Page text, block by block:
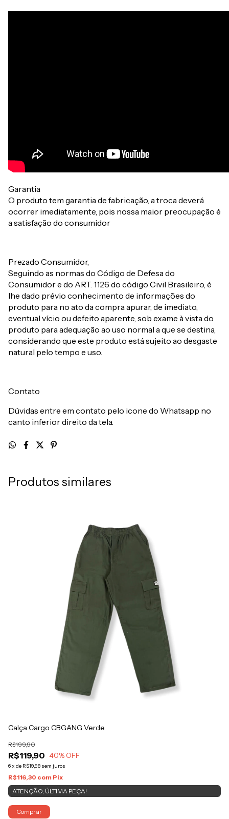
Garantia
O produto tem garantia de fabricação, a troca deverá
ocorrer imediatamente, pois nossa maior preocupação é
a satisfação do consumidor
Prezado Consumidor,
Seguindo as normas do Código de Defesa do
Consumidor e do ART. 1126 do código Civil Brasileiro, é
lhe dado prévio conhecimento de informações do
produto para no ato da compra apurar, de imediato,
eventual vício ou defeito aparente, sob exame à vista do
produto para adequação ao uso normal a que se destina,
considerando que este produto está sujeito ao desgaste
natural pelo tempo e uso.
Contato
Dúvidas entre em contato pelo icone do Whatsapp no
canto inferior direito da tela.
Produtos similares
Calça Cargo CBGANG Verde
R$119,90
R$199,90
40% OFF
6x de R$19,98 sem juros
R$116,30 com Pix
ATENÇÃO, ÚLTIMA PEÇA!
Comprar